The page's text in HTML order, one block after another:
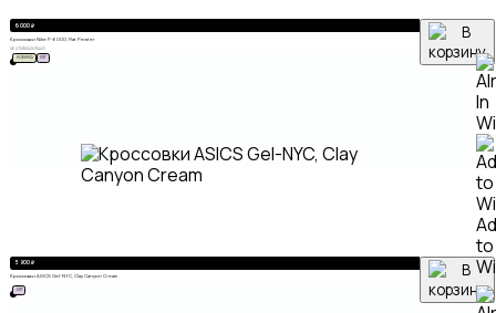
6 000₽
Кроссовки Nike P-6000, Flat Pewter
46 47484142434445
5 900₽
Кроссовки ASICS Gel-NYC, Clay Canyon Cream
НОВИНКА ХИТ
to
ХИТ